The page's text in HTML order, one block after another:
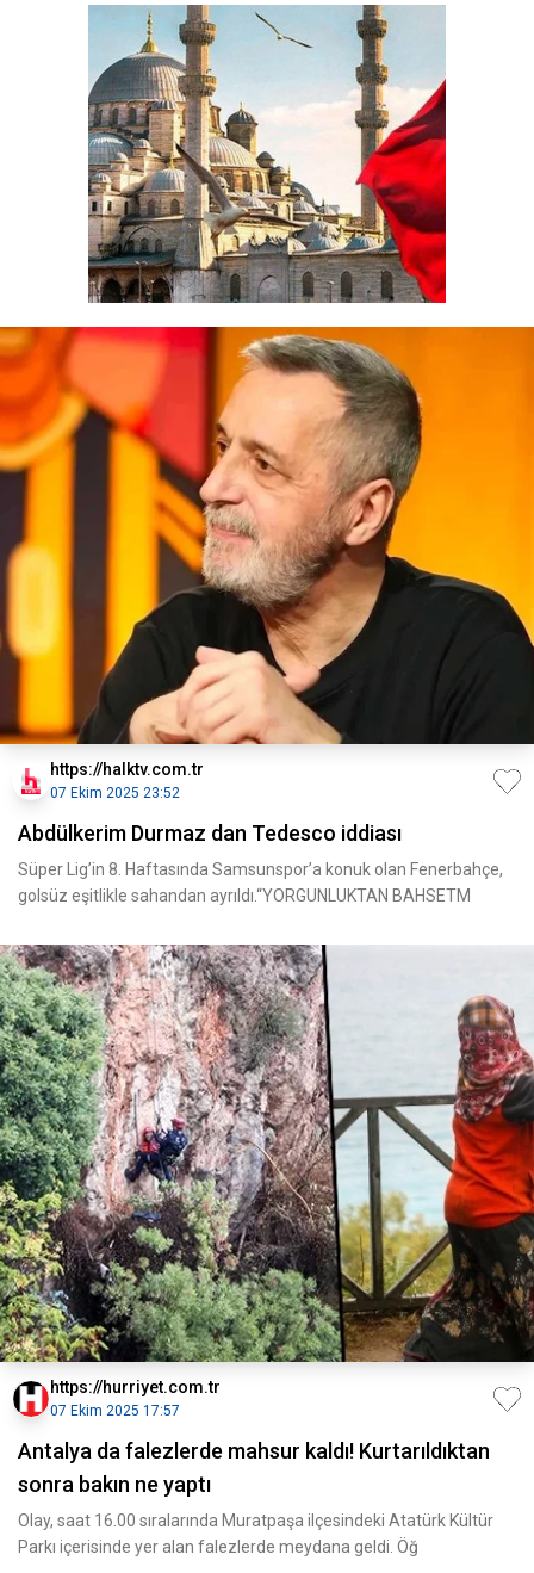
https://halktv.com.tr
07 Ekim 2025 23:52
Abdülkerim Durmaz dan Tedesco iddiası
Süper Lig’in 8. Haftasında Samsunspor’a konuk olan Fenerbahçe,
golsüz eşitlikle sahandan ayrıldı.“YORGUNLUKTAN BAHSETM
https://hurriyet.com.tr
07 Ekim 2025 17:57
Antalya da falezlerde mahsur kaldı! Kurtarıldıktan
sonra bakın ne yaptı
Olay, saat 16.00 sıralarında Muratpaşa ilçesindeki Atatürk Kültür
Parkı içerisinde yer alan falezlerde meydana geldi. Öğ